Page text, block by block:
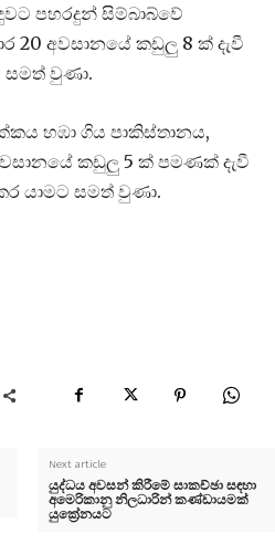
පහරදුන් සිම්බාබ්වේ
20 අවසානයේ කඩුලු 8 ක් දැවී
සමත් වුණා.
හඹා ගිය පාකිස්තානය,
කඩුලු 5 ක් පමණක් දැවී
යාමට සමත් වුණා.
Next article
යුද්ධය අවසන් කිරීමේ සාකච්ඡා සඳහා
අමෙරිකානු නිලධාරින් කණ්ඩායමක්
යුක්‍රේනයට